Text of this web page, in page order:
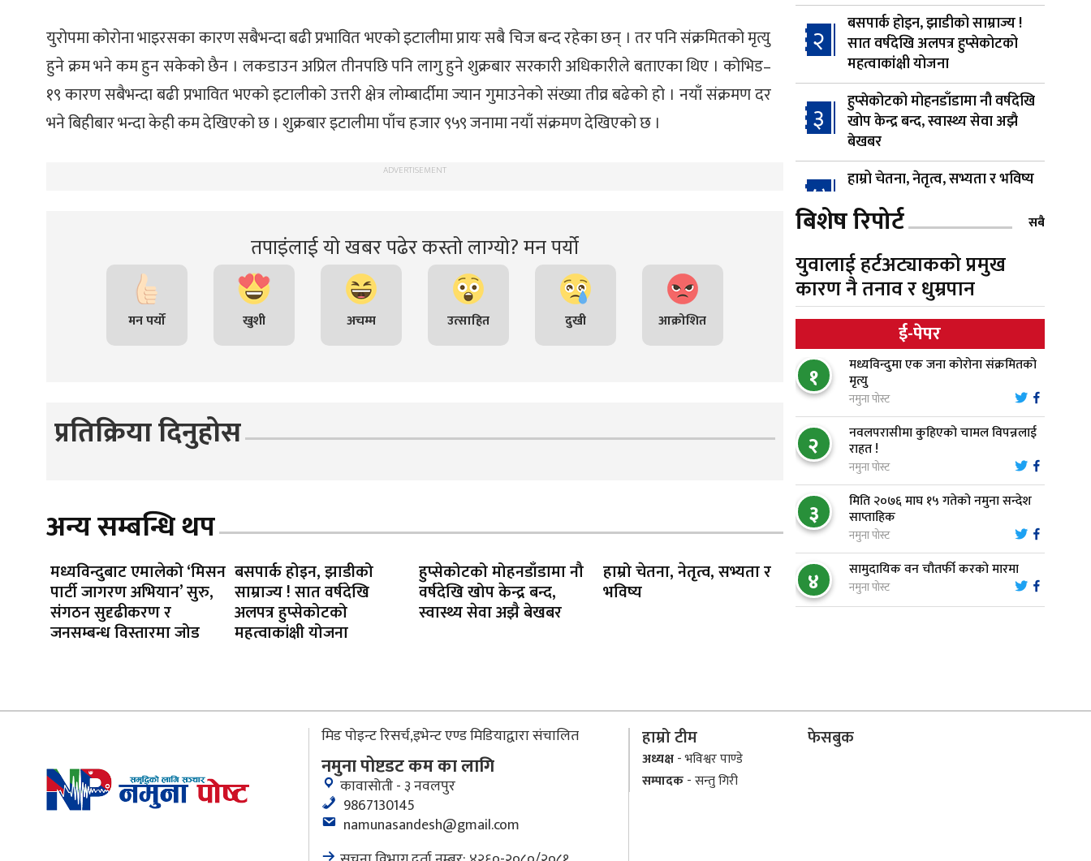
युरोपमा कोरोना भाइरसका कारण सबैभन्दा बढी प्रभावित भएको इटालीमा प्रायः सबै चिज बन्द रहेका छन् । तर पनि संक्रमितको मृत्यु
हुने क्रम भने कम हुन सकेको छैन । लकडाउन अप्रिल तीनपछि पनि लागु हुने शुक्रबार सरकारी अधिकारीले बताएका थिए । कोभिड–
१९ कारण सबैभन्दा बढी प्रभावित भएको इटालीको उत्तरी क्षेत्र लोम्बार्दीमा ज्यान गुमाउनेको संख्या तीव्र बढेको हो । नयाँ संक्रमण दर
भने बिहीबार भन्दा केही कम देखिएको छ । शुक्रबार इटालीमा पाँच हजार ९५९ जनामा नयाँ संक्रमण देखिएको छ ।
ADVERTISEMENT
तपाइंलाई यो खबर पढेर कस्तो लाग्यो? मन पर्यो
मन पर्यो खुशी अचम्म उत्साहित दुखी आक्रोशित
प्रतिक्रिया दिनुहोस
अन्य सम्बन्धि थप
मध्यविन्दुबाट एमालेको ‘मिसन
पार्टी जागरण अभियान’ सुरु,
संगठन सुदृढीकरण र
जनसम्बन्ध विस्तारमा जोड
बसपार्क होइन, झाडीको
साम्राज्य ! सात वर्षदेखि
अलपत्र हुप्सेकोटको
महत्वाकांक्षी योजना
हुप्सेकोटको मोहनडाँडामा नौ
वर्षदेखि खोप केन्द्र बन्द,
स्वास्थ्य सेवा अझै बेखबर
हाम्रो चेतना, नेतृत्व, सभ्यता र
भविष्य
२
बसपार्क होइन, झाडीको साम्राज्य !
सात वर्षदेखि अलपत्र हुप्सेकोटको
महत्वाकांक्षी योजना
३
हुप्सेकोटको मोहनडाँडामा नौ वर्षदेखि
खोप केन्द्र बन्द, स्वास्थ्य सेवा अझै
बेखबर
४ हाम्रो चेतना, नेतृत्व, सभ्यता र भविष्य
५
गैँडाको आतंकः बगुवनमा किसानको
धानबाली नष्ट, क्षतिपूर्तिको माग
स्थापनाको एक दशकपछि विनयी
त्रिवेणीको आफ्नै प्रशासकीय भवनको
शिलान्यास
७
भरतपुर अस्पतालद्वारा आइसियुमा
प्रतिक्षारत बिरामीको नाम ‘डिस्प्ले
बोर्ड’मा
८
नारायणघाट–बुटवल सडकमा
‘क्यानोपी ब्रिज’ निर्माण
९
मौलाकालिकाको १८८२ खुड्किला :
आस्था र आरोग्यको‘ ‘सर्ट हाइकिङ’
वन उद्यममा जोडिँदै नवलपुरका महिला
बिशेष रिपोर्ट सबै
युवालाई हर्टअट्याकको प्रमुख
कारण नै तनाव र धुम्रपान
ई-पेपर
१ मध्यविन्दुमा एक जना कोरोना संक्रमितको
मृत्यु
नमुना पोस्ट
२ नवलपरासीमा कुहिएको चामल विपन्नलाई
राहत !
नमुना पोस्ट
३ मिति २०७६ माघ १५ गतेको नमुना सन्देश
साप्ताहिक
नमुना पोस्ट
४ सामुदायिक वन चौतर्फी करको मारमा
नमुना पोस्ट
मिड पोइन्ट रिसर्च,इभेन्ट एण्ड मिडियाद्वारा संचालित
नमुना पोष्टडट कम का लागि
कावासोती - ३ नवलपुर
9867130145
namunasandesh@gmail.com
हाम्रो टीम
अध्यक्ष- भविश्वर पाण्डे
सम्पादक- सन्तु गिरी
फेसबुक